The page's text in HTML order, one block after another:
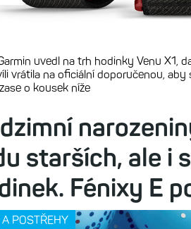
uvedl na trh hodinky Venu X1,
vrátila na oficiální doporučenou, aby
o kousek níže
starších, ale i
Fénixy E
POSTŘEHY